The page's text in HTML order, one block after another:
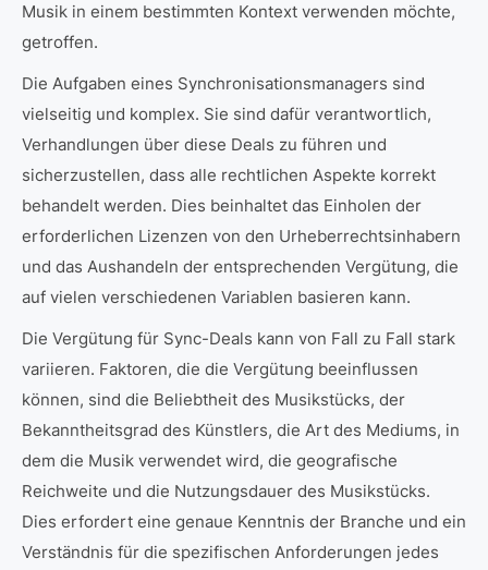
Musik in einem bestimmten Kontext verwenden möchte,
getroffen.
Die Aufgaben eines Synchronisationsmanagers sind
vielseitig und komplex. Sie sind dafür verantwortlich,
Verhandlungen über diese Deals zu führen und
sicherzustellen, dass alle rechtlichen Aspekte korrekt
behandelt werden. Dies beinhaltet das Einholen der
erforderlichen Lizenzen von den Urheberrechtsinhabern
und das Aushandeln der entsprechenden Vergütung, die
auf vielen verschiedenen Variablen basieren kann.
Die Vergütung für Sync-Deals kann von Fall zu Fall stark
variieren. Faktoren, die die Vergütung beeinflussen
können, sind die Beliebtheit des Musikstücks, der
Bekanntheitsgrad des Künstlers, die Art des Mediums, in
dem die Musik verwendet wird, die geografische
Reichweite und die Nutzungsdauer des Musikstücks.
Dies erfordert eine genaue Kenntnis der Branche und ein
Verständnis für die spezifischen Anforderungen jedes